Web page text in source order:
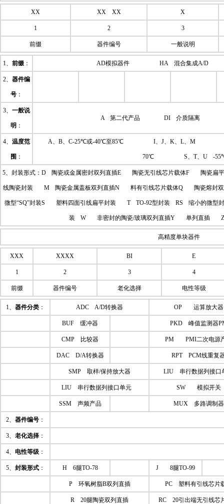
XX XX XX X
1 2 3
前缀 器件编号 一般说明
1、 前缀 ： AD模拟器件 HA 混合集成A/D
2、 器件编
号 ：
3、 一般说
明 ：
A 第二代产品 DI 介质隔离
4、 温度范
围 ：
A、B、C-25℃或-40℃至85℃ I
70℃ S、T、U -55℃
5、封装形式：D 陶瓷或金属密封双列直插E 陶瓷无引线芯片载体F 陶瓷
线陶瓷封装 M 陶瓷金属盖板双列直插N 料有引线芯片载体Q 陶瓷熔
微型“SQ”封装S 塑料四面引线扁平封装 T TO-92型封装 RS 缩小的微型
装 W 非密封的陶瓷/玻璃双列直插Y 单列直插 Z
高精度单块器件
XXX XXXX BI E
1 2 3 4
前缀 器件编号 老化选择 电性等级
1、 器件分类： ADC A/D转换器 OP 运算放大器
BUF 缓冲器 PKD 峰值监测器
CMP 比较器 PM PMI二次电源
DAC D/A转换器 RPT PCM线重复
SMP 取样/保持放大器 LIU 串行数据列接口
LIU 串行数据列接口单元 SW 模拟开关
SSM 声频产品 MUX 多路调制器
2、 器件编号：
3、 老化选择：
4、 电性等级：
5、 封装形式： H 6腿TO-78 J 8腿TO-99
P 环氧树脂B双列直插 PC 塑料有引线芯片
R 20腿陶瓷双列直插 RC 20引出端无引线芯